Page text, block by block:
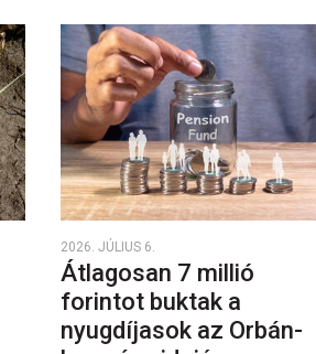
2026. JÚLIUS 6.
Átlagosan 7 millió
forintot buktak a
nyugdíjasok az Orbán-